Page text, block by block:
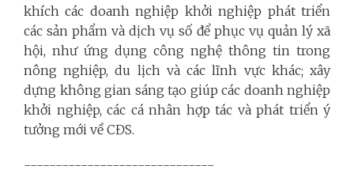
khích các doanh nghiệp khởi nghiệp phát triển
các sản phẩm và dịch vụ số để phục vụ quản lý xã
hội, như ứng dụng công nghệ thông tin trong
nông nghiệp, du lịch và các lĩnh vực khác; xây
dựng không gian sáng tạo giúp các doanh nghiệp
khởi nghiệp, các cá nhân hợp tác và phát triển ý
tưởng mới về CĐS.
------------------------------